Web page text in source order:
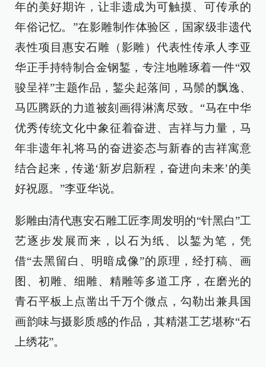
年的美好期许，让非遗成为可触摸、可传承的
年俗记忆。”在影雕制作体验区，国家级非遗代
表性项目惠安石雕（影雕）代表性传承人李亚
华正手持特制合金钢錾，专注地雕琢着一件“双
骏呈祥”主题作品，錾尖起落间，马鬃的飘逸、
马匹腾跃的力道被刻画得淋漓尽致。“马在中华
优秀传统文化中象征着奋进、吉祥与力量，马
年非遗年礼将马的奋进姿态与新春的吉祥寓意
结合起来，传递‘新岁启新程，奋进向未来’的美
好祝愿。”李亚华说。
影雕由清代惠安石雕工匠李周发明的“针黑白”工
艺逐步发展而来，以石为纸、以錾为笔，凭
借“去黑留白、明暗成像”的原理，经打稿、画
图、初雕、细雕、精雕等多道工序，在磨光的
青石平板上点凿出千万个微点，勾勒出兼具国
画韵味与摄影质感的作品，其精湛工艺堪称“石
上绣花”。